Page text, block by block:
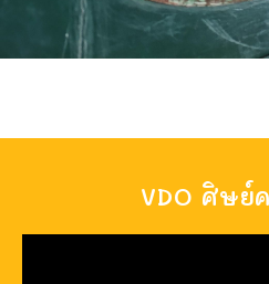
VDO ศิษย์